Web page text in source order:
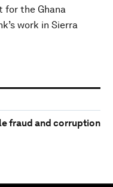
for the Ghana
work in Sierra
fraud and corruption